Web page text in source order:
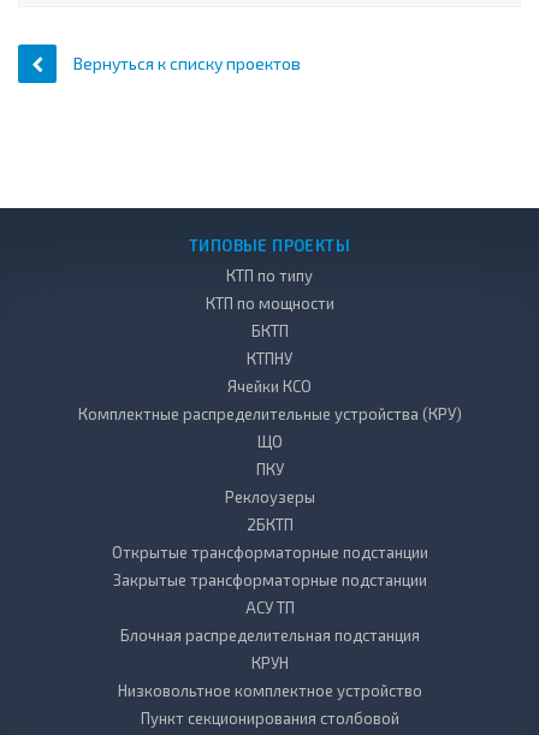
Вернуться к списку проектов
ТИПОВЫЕ ПРОЕКТЫ
КТП по типу
КТП по мощности
БКТП
КТПНУ
Ячейки КСО
Комплектные распределительные устройства (КРУ)
ЩО
ПКУ
Реклоузеры
2БКТП
Открытые трансформаторные подстанции
Закрытые трансформаторные подстанции
АСУ ТП
Блочная распределительная подстанция
КРУН
Низковольтное комплектное устройство
Пункт секционирования столбовой